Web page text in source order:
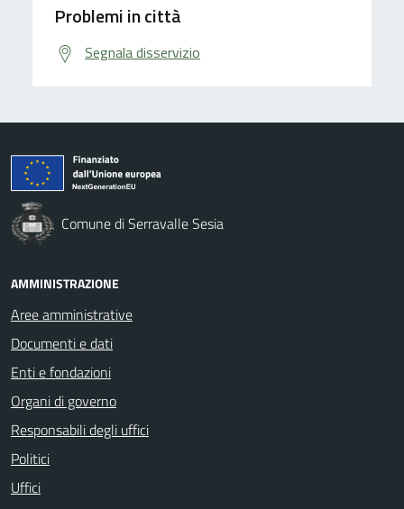
Problemi in città
Segnala disservizio
Comune di Serravalle Sesia
AMMINISTRAZIONE
Aree amministrative
Documenti e dati
Enti e fondazioni
Organi di governo
Responsabili degli uffici
Politici
Uffici